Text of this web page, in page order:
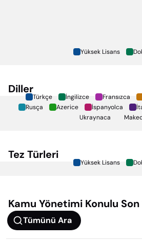
Yüksek Lisans
Diller
Türkçe İngilizce Fransızca
Rusça
Azerice İspanyolca
Ukraynaca
Tez Türleri
Yüksek Lisans
Kamu Yönetimi Konulu Son
Tümünü Ara